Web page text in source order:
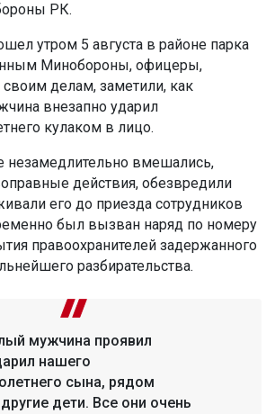
РК.
утром 5 августа в районе парка
Минобороны, офицеры,
делам, заметили, как
внезапно ударил
кулаком в лицо.
незамедлительно вмешались,
действия, обезвредили
его до приезда сотрудников
был вызван наряд по номеру
правоохранителей задержанного
разбирательства.
мужчина проявил
нашего
сына, рядом
дети. Все они очень